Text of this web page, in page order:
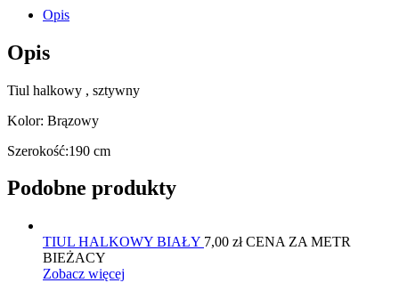
Opis
Opis
Tiul halkowy , sztywny
Kolor: Brązowy
Szerokość:190 cm
Podobne produkty
TIUL HALKOWY BIAŁY 7,00 złCENA ZA METR
BIEŻACY
Zobacz więcej